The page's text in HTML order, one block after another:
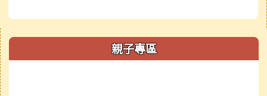
右邊區域內容 親子專區